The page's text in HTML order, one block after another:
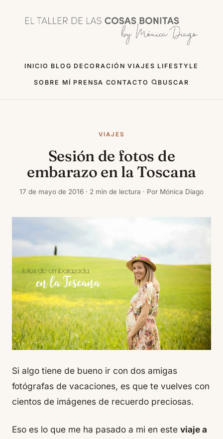
INICIO BLOG DECORACIÓN VIAJES LIFESTYLE
SOBRE MÍ PRENSA CONTACTO BUSCAR
VIAJES
Sesión de fotos de
embarazo en la Toscana
17 de mayo de 2016 · 2 min de lectura · Por Mónica Diago
Si algo tiene de bueno ir con dos amigas
fotógrafas de vacaciones, es que te vuelves con
cientos de imágenes de recuerdo preciosas.
Eso es lo que me ha pasado a mi en este viaje a